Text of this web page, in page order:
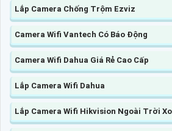
Lắp Camera Chống Trộm Ezviz
Camera Wifi Vantech Có Báo Động
Camera Wifi Dahua Giá Rẻ Cao Cấp
Lắp Camera Wifi Dahua
Lắp Camera Wifi Hikvision Ngoài Trời